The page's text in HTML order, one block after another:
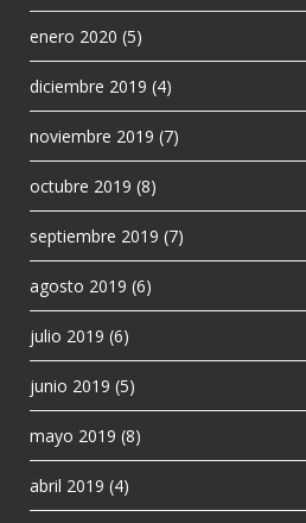
enero 2020 (5)
diciembre 2019 (4)
noviembre 2019 (7)
octubre 2019 (8)
septiembre 2019 (7)
agosto 2019 (6)
julio 2019 (6)
junio 2019 (5)
mayo 2019 (8)
abril 2019 (4)